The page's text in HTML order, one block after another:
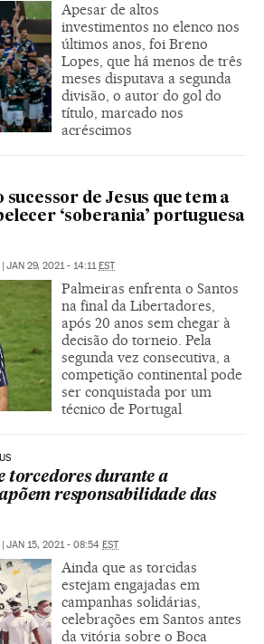
Apesar de altos
investimentos no elenco nos
últimos anos, foi Breno
Lopes, que há menos de três
meses disputava a segunda
divisão, o autor do gol do
título, marcado nos
acréscimos
de Jesus que tem a
‘soberania’ portuguesa
JAN 29, 2021 - 14:11 EST
Palmeiras enfrenta o Santos
na final da Libertadores,
após 20 anos sem chegar à
decisão do torneio. Pela
segunda vez consecutiva, a
competição continental pode
ser conquistada por um
técnico de Portugal
torcedores durante a
responsabilidade das
JAN 15, 2021 - 08:54 EST
Ainda que as torcidas
estejam engajadas em
campanhas solidárias,
celebrações em Santos antes
da vitória sobre o Boca